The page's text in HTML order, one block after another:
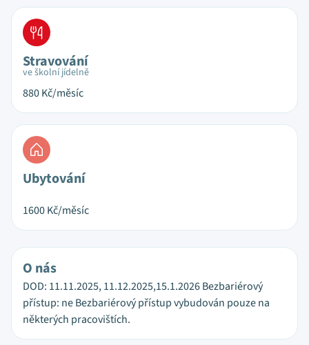
Stravování
ve školní jídelně
880Kč/měsíc
Ubytování
1600Kč/měsíc
O nás
DOD: 11.11.2025, 11.12.2025,15.1.2026 Bezbariérový
přístup: ne Bezbariérový přístup vybudován pouze na
některých pracovištích.